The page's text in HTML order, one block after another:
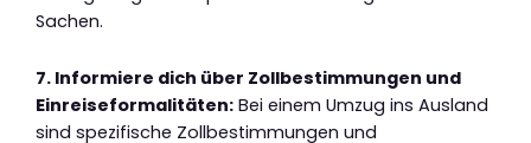
Sachen.
7. Informiere dich über Zollbestimmungen und
Einreiseformalitäten: Bei einem Umzug ins Ausland
sind spezifische Zollbestimmungen und